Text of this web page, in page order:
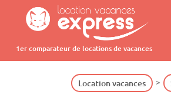
1er comparateur de locations de vacances
Location vacances